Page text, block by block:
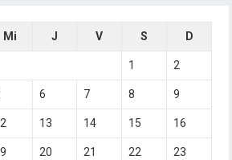
Mi J V S D
1 2
6 7 8 9
13 14 15 16
20 21 22 23